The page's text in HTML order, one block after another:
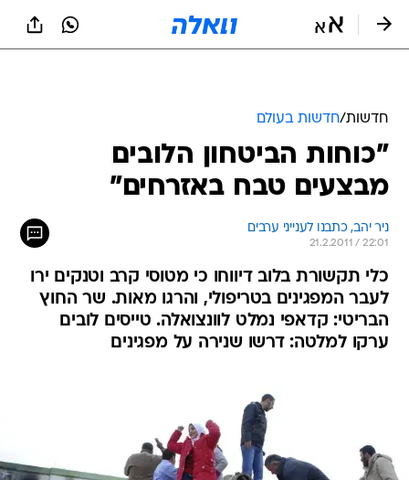
חדשות/חדשות בעולם
"כוחות הביטחון הלובים
מבצעים טבח באזרחים"
ניר יהב, כתבנו לענייני ערבים
21.2.2011 / 22:01
כלי תקשורת בלוב דיווחו כי מטוסי קרב וטנקים ירו
לעבר המפגינים בטריפולי, והרגו מאות. שר החוץ
הבריטי: קדאפי נמלט לוונצואלה. טייסים לובים
ערקו למלטה: דרשו שנירה על מפגינים